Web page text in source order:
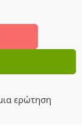
ερώτηση